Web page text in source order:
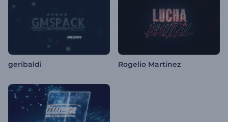
geribaldi Rogelio Martinez